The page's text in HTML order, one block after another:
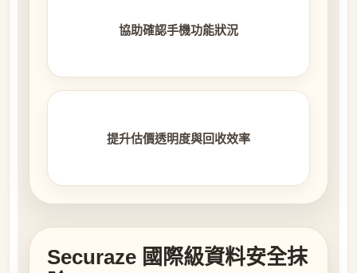
協助確認手機功能狀況
提升估價透明度與回收效率
Securaze 國際級資料安全抹